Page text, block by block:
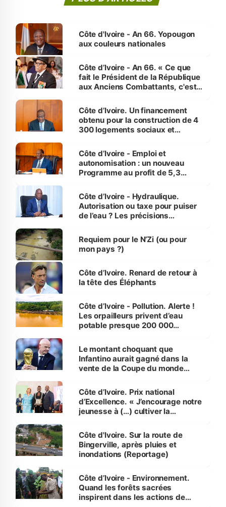
Côte d'Ivoire - An 66. Yopougon
aux couleurs nationales
Côte d’Ivoire - An 66. « Ce que
fait le Président de la République
aux Anciens Combattants, c'est
Côte d’Ivoire. Un financement
obtenu pour la construction de 4
300 logements sociaux et
et Yamoussoukro
Côte d’Ivoire - Emploi et
autonomisation : un nouveau
Programme au profit de 5,3
Côte d’Ivoire - Hydraulique.
Autorisation ou taxe pour puiser
de l’eau ? Les précisions
Requiem pour le N’Zi (ou pour
mon pays ?)
Côte d’Ivoire. Renard de retour à
la tête des Éléphants
Côte d’Ivoire - Pollution. Alerte !
Les orpailleurs privent d’eau
potable presque 200 000
Le montant choquant que
Infantino aurait gagné dans la
vente de la Coupe du monde
Côte d’Ivoire. Prix national
d’Excellence. « J’encourage notre
jeunesse à (…) cultiver la
(Alassane Ouattara
Côte d'Ivoire. Sur la route de
Bingerville, après pluies et
inondations (Reportage)
Côte d’Ivoire - Environnement.
Quand les forêts sacrées
inspirent dans les actions de